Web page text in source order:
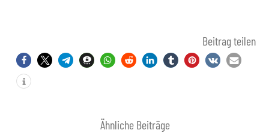
Beitrag teilen
Ähnliche Beiträge